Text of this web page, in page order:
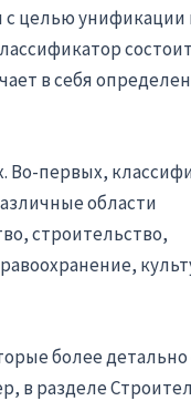
с целью унификации
в себя
Во-первых,
области
строительство,
более
в разделе